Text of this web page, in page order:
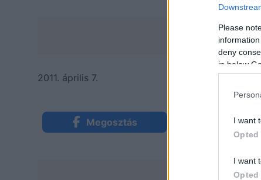
Please
deny
in below
I want
Opted
I want
Opted
2011. április 7.
Megosztás Küldés